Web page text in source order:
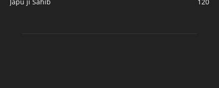
Japu ji Sahib
120